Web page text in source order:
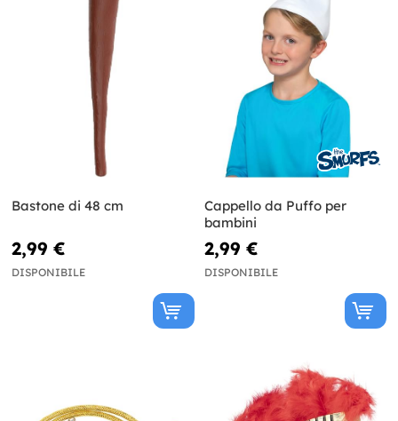
Bastone di 48 cm
2,99 €
DISPONIBILE
Cappello da Puffo per
bambini
2,99 €
DISPONIBILE